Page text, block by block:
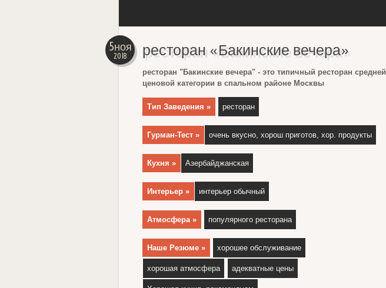
5ноя
2018 ресторан «Бакинские вечера»
ресторан "Бакинские вечера" - это типичный ресторан средней
ценовой категории в спальном районе Москвы
Тип Заведения » ресторан
Гурман-Тест » очень вкусно, хорош приготов, хор. продукты
Кухня » Азербайджанская
Интерьер » интерьер обычный
Атмосфера » популярного ресторана
Наше Резюме » хорошее обслуживание
хорошая атмосфера адекватные цены